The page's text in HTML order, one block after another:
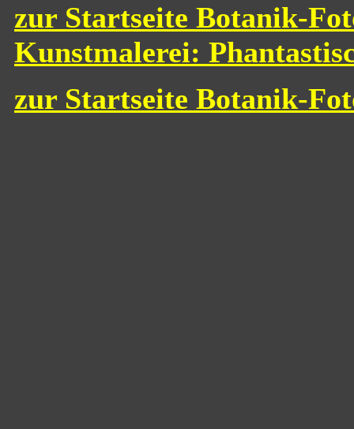
zur Startseite Botanik-
Kunstmalerei:
zur Startseite Botanik-